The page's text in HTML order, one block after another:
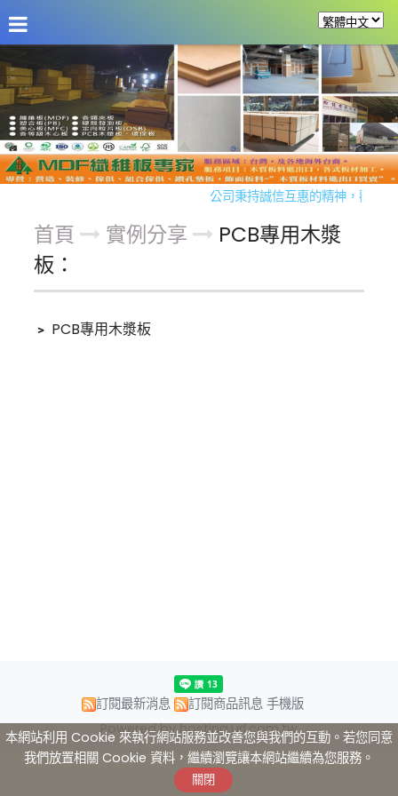
公司資訊 訊息發佈 商品介紹 實例分享 留言板
公司秉持誠信互惠的精神，歡迎
首頁 實例分享
PCB專用木漿
板：
﹥ PCB專用木漿板
訂閱最新消息 訂閱商品訊息 手機版
Powered by hosting.url.com.tw
本網站利用 Cookie 來執行網站服務並改善您與我們的互動。若您同意
我們放置相關 Cookie 資料，繼續瀏覽讓本網站繼續為您服務。